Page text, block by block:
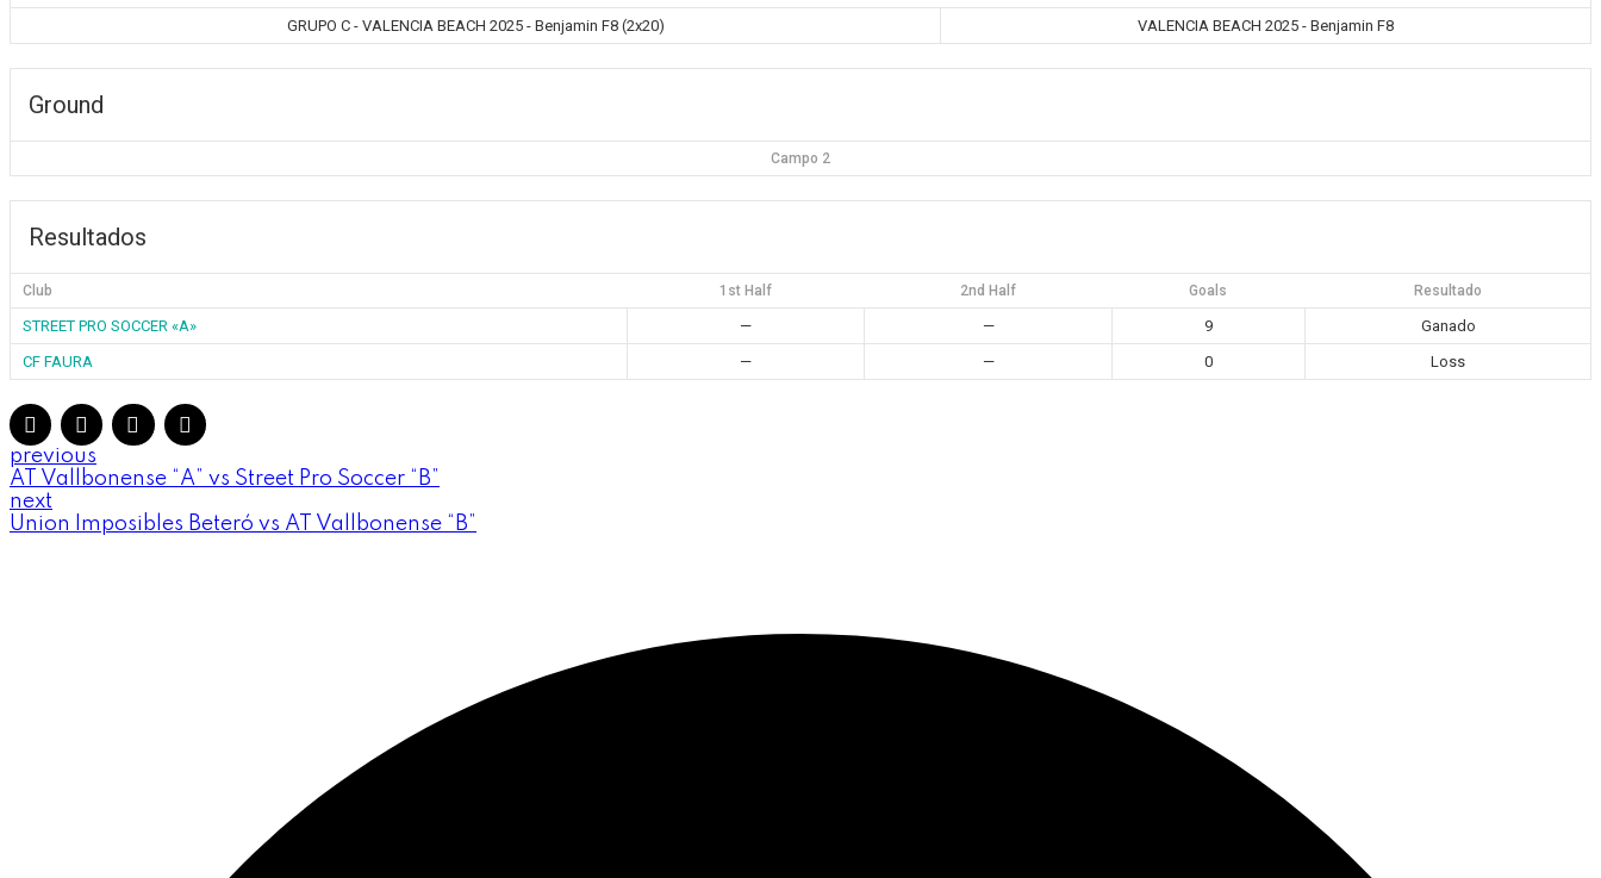
GRUPO C - VALENCIA BEACH 2025 - Benjamin F8 (2x20) VALENCIA BEACH 2025 - Benjamin F8
Ground
Campo 2
Resultados
Club 1st Half 2nd Half Goals Resultado
STREET PRO SOCCER «A» — — 9
Ganado
CF FAURA
— — 0 Loss
previous
AT Vallbonense “A” vs Street Pro Soccer “B”
next
Union Imposibles Beteró vs AT Vallbonense “B”